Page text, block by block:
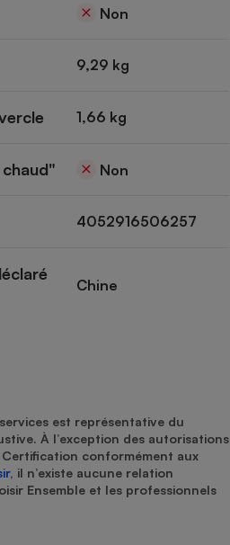
Non
9,29 kg
1,66 kg
Non
4052916506257
Chine
est représentative du
À l’exception des autorisations
conformément aux
, il n’existe aucune relation
Ensemble et les professionnels